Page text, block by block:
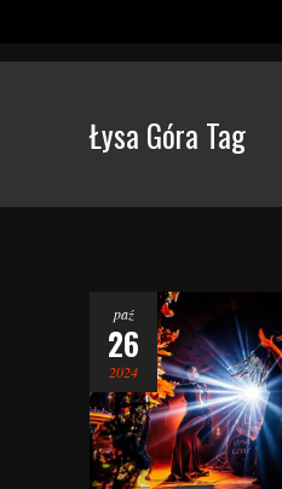
Łysa Góra Tag
paź
26
2024